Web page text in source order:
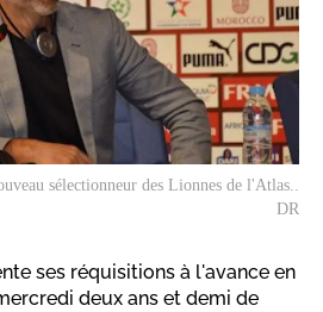
sélectionneur des Lionnes de l'Atlas..
DR
ses réquisitions à l'avance en
deux ans et demi de